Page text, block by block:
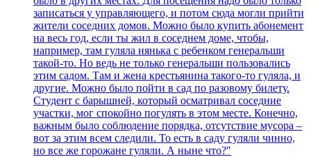
записаться у управляющего, и потом сюда могли прийти
жители соседних домов. Можно было купить абонемент
на весь год, если ты жил в соседнем доме, чтобы,
например, там гуляла нянька с ребенком генеральши
такой-то. Но ведь не только генеральши пользовались
этим садом. Там и жена крестьянина такого-то гуляла, и
другие. Можно было пойти в сад по разовому билету.
Студент с барышней, который осматривал соседние
участки, мог спокойно погулять в этом месте. Конечно,
важным было соблюдение порядка, отсутствие мусора –
вот за этим всем следили. То есть в саду гуляли чинно,
но все же горожане гуляли. А ныне что?"